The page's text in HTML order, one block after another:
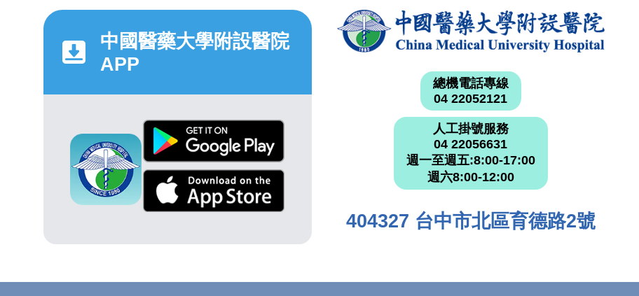
中國醫藥大學附設醫院
APP
總機電話專線
04 22052121
人工掛號服務
04 22056631
週一至週五:8:00-17:00
週六8:00-12:00
404327 台中市北區育德路2號